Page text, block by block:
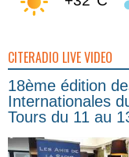
CITERADIO LIVE VIDEO
18ème édition
Internationales
Tours du 11 au